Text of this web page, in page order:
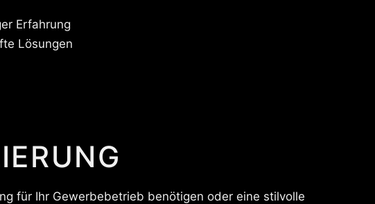
Erfahrung
Lösungen
für Ihr Gewerbebetrieb benötigen oder eine stilvolle